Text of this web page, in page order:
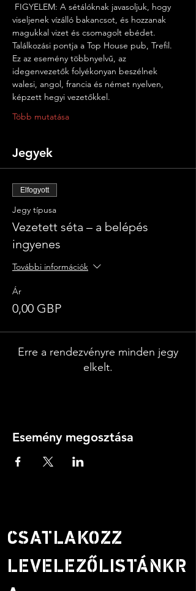
viseljenek vízálló bakancsot, és hozzanak
magukkal vizet és csomagolt ebédet.
Találkozási pontja a Top House pub, Trefil.
Ez az esemény többnyelvű, az
idegenvezetők folyékonyan beszélnek
walesi, angol, francia és német nyelven,
képzett hegyi vezetőkkel.
Több mutatása
Jegyek
Elfogyott
Jegy típusa
Vezetett séta – a belépés
ingyenes
További információk
Ár
0,00 GBP
Erre a rendezvényre minden jegy
elkelt.
Esemény megosztása
CSATLAKOZZ
LEVELEZŐLISTÁNKR